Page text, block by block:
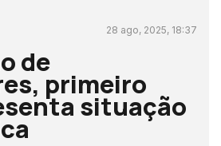
28 ago, 2025, 18:37
de
primeiro
situação